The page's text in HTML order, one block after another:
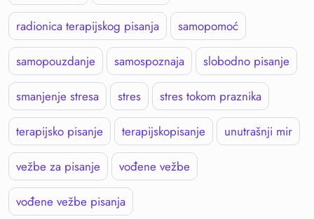
radionica terapijskog pisanja samopomoć
samopouzdanje samospoznaja slobodno pisanje
smanjenje stresa stres stres tokom praznika
terapijsko pisanje terapijskopisanje unutrašnji mir
vežbe za pisanje vođene vežbe
vođene vežbe pisanja